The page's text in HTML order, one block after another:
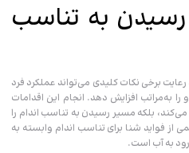
به تناسب
برخی نکات کلیدی می‌تواند عملکرد فرد
به‌مراتب افزایش دهد. انجام این اقدامات
بلکه مسیر رسیدن به تناسب‌ اندام را
از فواید شنا برای تناسب اندام وابسته به
به آب است.